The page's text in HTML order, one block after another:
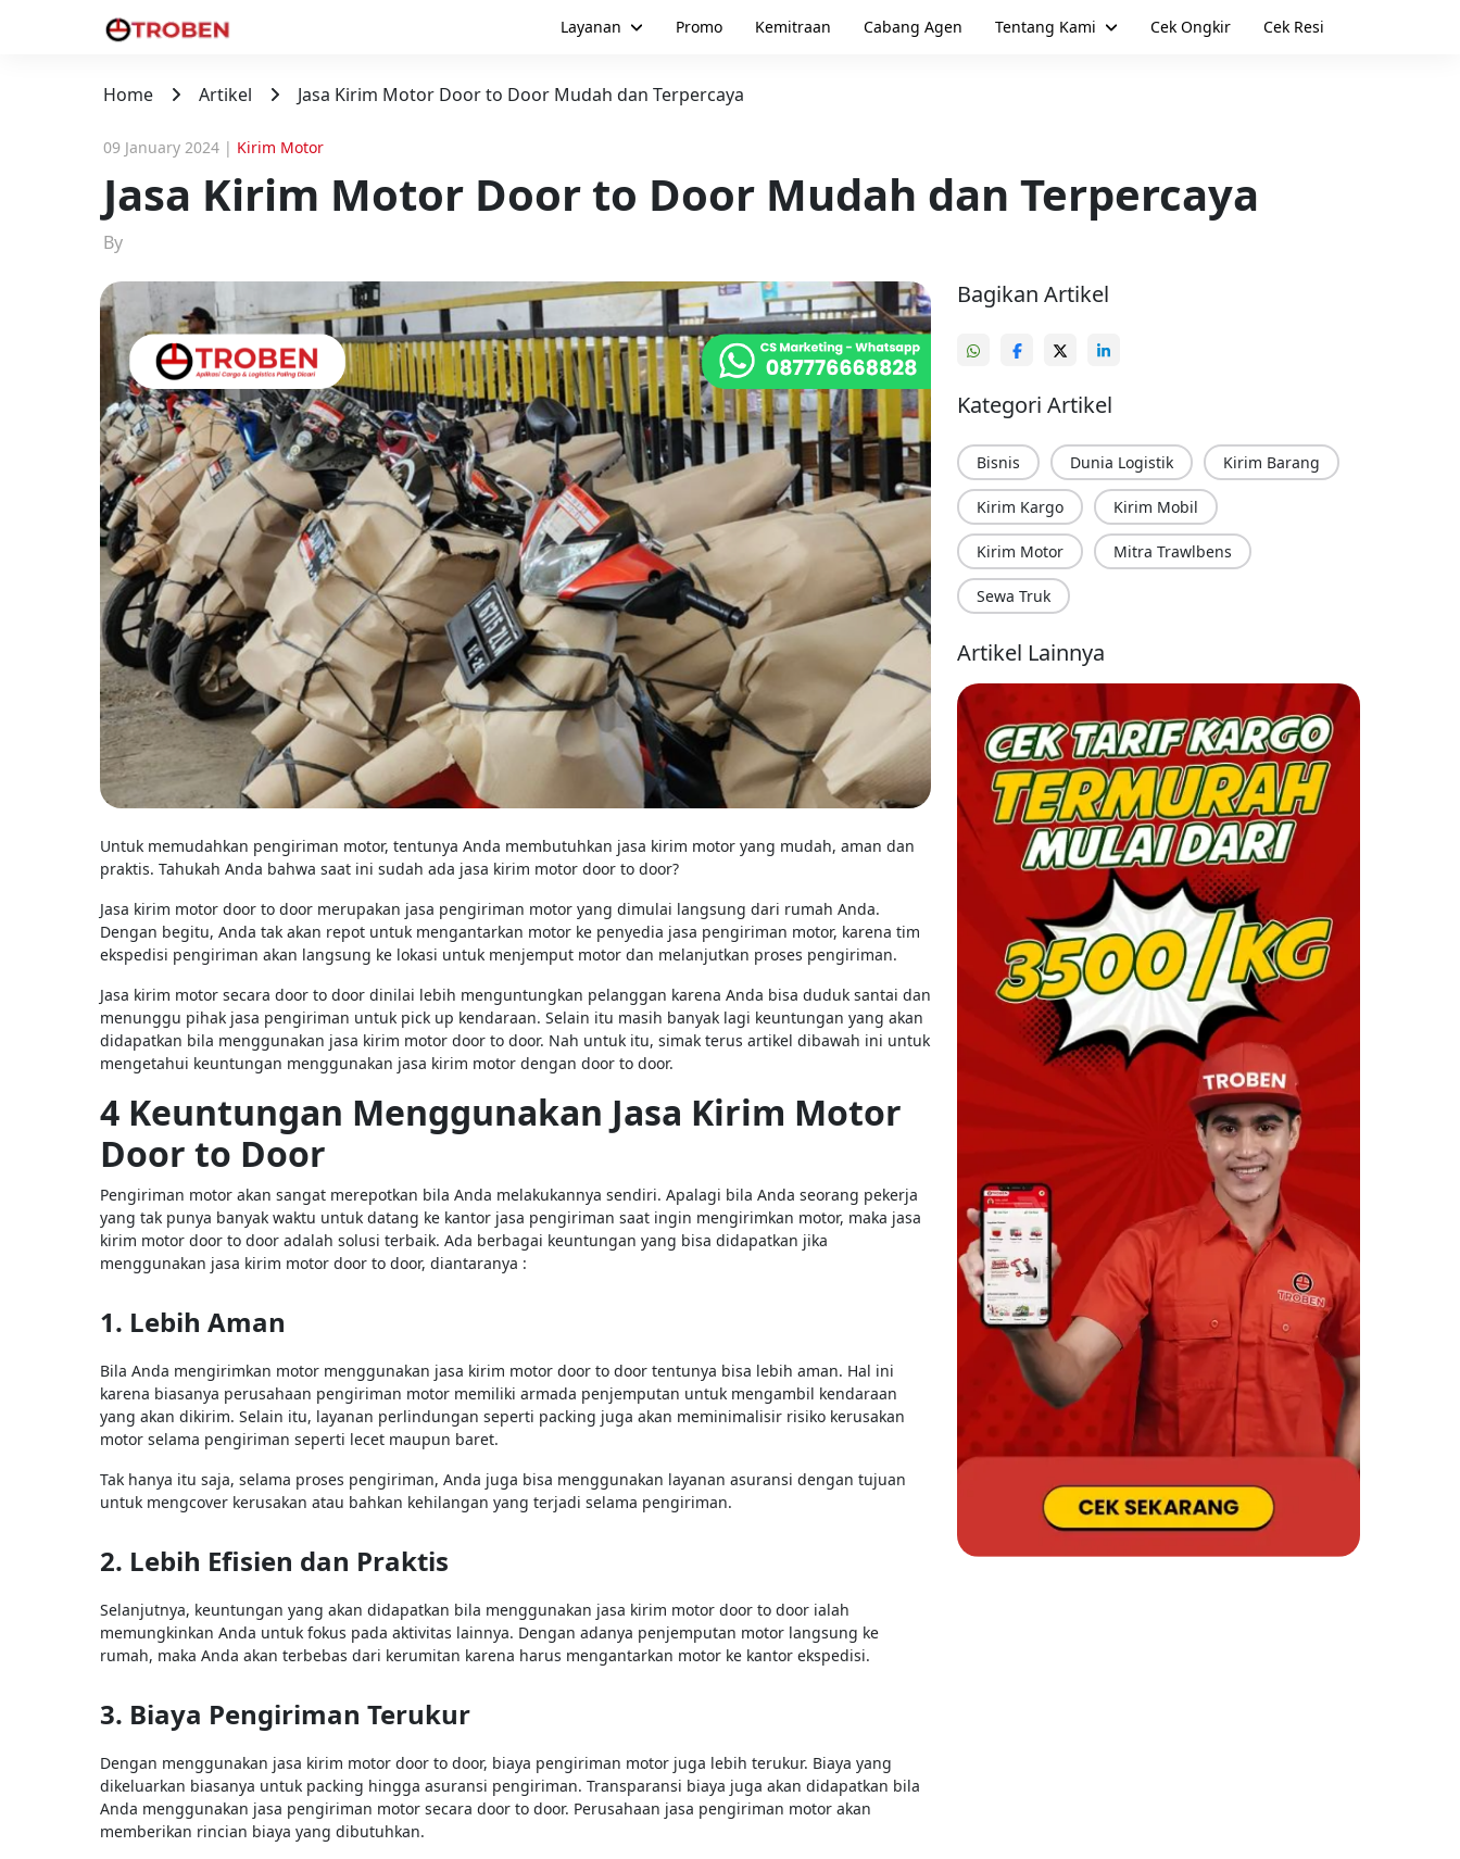
Layanan Promo Kemitraan Cabang Agen Tentang Kami Cek Ongkir Cek Resi
Home Artikel Jasa Kirim Motor Door to Door Mudah dan Terpercaya
09 January 2024 | Kirim Motor
Jasa Kirim Motor Door to Door Mudah dan Terpercaya
By
Untuk memudahkan pengiriman motor, tentunya Anda membutuhkan jasa kirim motor yang mudah, aman dan
praktis. Tahukah Anda bahwa saat ini sudah ada jasa kirim motor door to door?
Jasa kirim motor door to door merupakan jasa pengiriman motor yang dimulai langsung dari rumah Anda.
Dengan begitu, Anda tak akan repot untuk mengantarkan motor ke penyedia jasa pengiriman motor, karena tim
ekspedisi pengiriman akan langsung ke lokasi untuk menjemput motor dan melanjutkan proses pengiriman.
Jasa kirim motor secara door to door dinilai lebih menguntungkan pelanggan karena Anda bisa duduk santai dan
menunggu pihak jasa pengiriman untuk pick up kendaraan. Selain itu masih banyak lagi keuntungan yang akan
didapatkan bila menggunakan jasa kirim motor door to door. Nah untuk itu, simak terus artikel dibawah ini untuk
mengetahui keuntungan menggunakan jasa kirim motor dengan door to door.
4 Keuntungan Menggunakan Jasa Kirim Motor
Door to Door
Pengiriman motor akan sangat merepotkan bila Anda melakukannya sendiri. Apalagi bila Anda seorang pekerja
yang tak punya banyak waktu untuk datang ke kantor jasa pengiriman saat ingin mengirimkan motor, maka jasa
kirim motor door to door adalah solusi terbaik. Ada berbagai keuntungan yang bisa didapatkan jika
menggunakan jasa kirim motor door to door, diantaranya :
1. Lebih Aman
Bila Anda mengirimkan motor menggunakan jasa kirim motor door to door tentunya bisa lebih aman. Hal ini
karena biasanya perusahaan pengiriman motor memiliki armada penjemputan untuk mengambil kendaraan
yang akan dikirim. Selain itu, layanan perlindungan seperti packing juga akan meminimalisir risiko kerusakan
motor selama pengiriman seperti lecet maupun baret.
Tak hanya itu saja, selama proses pengiriman, Anda juga bisa menggunakan layanan asuransi dengan tujuan
untuk mengcover kerusakan atau bahkan kehilangan yang terjadi selama pengiriman.
2. Lebih Efisien dan Praktis
Selanjutnya, keuntungan yang akan didapatkan bila menggunakan jasa kirim motor door to door ialah
memungkinkan Anda untuk fokus pada aktivitas lainnya. Dengan adanya penjemputan motor langsung ke
rumah, maka Anda akan terbebas dari kerumitan karena harus mengantarkan motor ke kantor ekspedisi.
3. Biaya Pengiriman Terukur
Dengan menggunakan jasa kirim motor door to door, biaya pengiriman motor juga lebih terukur. Biaya yang
dikeluarkan biasanya untuk packing hingga asuransi pengiriman. Transparansi biaya juga akan didapatkan bila
Anda menggunakan jasa pengiriman motor secara door to door. Perusahaan jasa pengiriman motor akan
memberikan rincian biaya yang dibutuhkan.
Bagikan Artikel
Kategori Artikel
Bisnis Dunia Logistik Kirim Barang
Kirim Kargo Kirim Mobil
Kirim Motor Mitra Trawlbens
Sewa Truk
Artikel Lainnya